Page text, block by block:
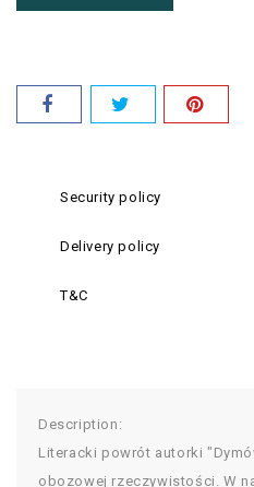
Security policy
Delivery policy
T&C
Description:
Literacki powrót autorki
obozowej rzeczywistości. W